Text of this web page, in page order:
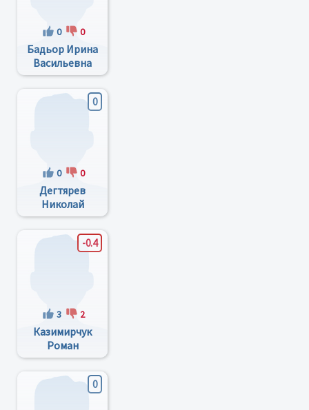
0 0
Бадьор Ирина
Васильевна
0
0 0
Дегтярев
Николай
Семенович
-0.4
3 2
Казимирчук
Роман
Іванович
0